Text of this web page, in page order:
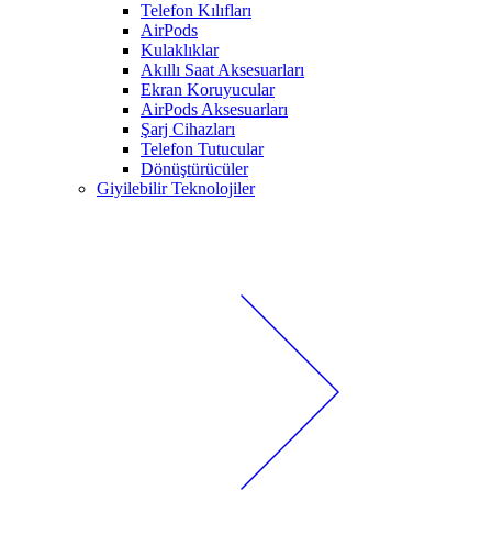
Telefon Kılıfları
AirPods
Kulaklıklar
Akıllı Saat Aksesuarları
Ekran Koruyucular
AirPods Aksesuarları
Şarj Cihazları
Telefon Tutucular
Dönüştürücüler
Giyilebilir Teknolojiler